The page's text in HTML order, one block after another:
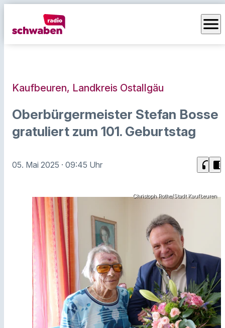
menu
Kaufbeuren, Landkreis Ostallgäu
Oberbürgermeister Stefan Bosse
gratuliert zum 101. Geburtstag
05. Mai 2025 · 09:45 Uhr headphones chrome_reader_mode
Christoph Rothe/Stadt Kaufbeuren